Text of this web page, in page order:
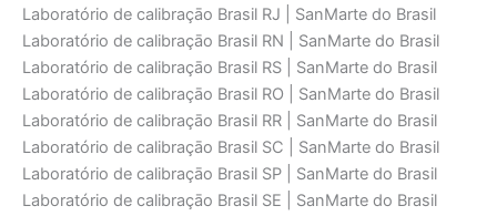
Laboratório de calibraçāo Brasil RJ | SanMarte do Brasil
Laboratório de calibraçāo Brasil RN | SanMarte do Brasil
Laboratório de calibraçāo Brasil RS | SanMarte do Brasil
Laboratório de calibraçāo Brasil RO | SanMarte do Brasil
Laboratório de calibraçāo Brasil RR | SanMarte do Brasil
Laboratório de calibraçāo Brasil SC | SanMarte do Brasil
Laboratório de calibraçāo Brasil SP | SanMarte do Brasil
Laboratório de calibraçāo Brasil SE | SanMarte do Brasil